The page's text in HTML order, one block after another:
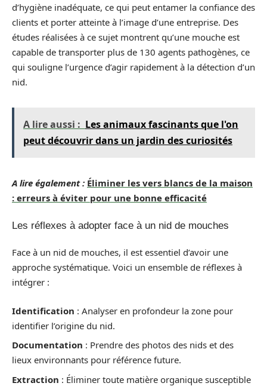
d’hygiène inadéquate, ce qui peut entamer la confiance des
clients et porter atteinte à l’image d’une entreprise. Des
études réalisées à ce sujet montrent qu’une mouche est
capable de transporter plus de 130 agents pathogènes, ce
qui souligne l’urgence d’agir rapidement à la détection d’un
nid.
A lire aussi : Les animaux fascinants que l'on
peut découvrir dans un jardin des curiosités
A lire également : Éliminer les vers blancs de la maison
: erreurs à éviter pour une bonne efficacité
Les réflexes à adopter face à un nid de mouches
Face à un nid de mouches, il est essentiel d’avoir une
approche systématique. Voici un ensemble de réflexes à
intégrer :
Identification : Analyser en profondeur la zone pour
identifier l’origine du nid.
Documentation : Prendre des photos des nids et des
lieux environnants pour référence future.
Extraction : Éliminer toute matière organique susceptible